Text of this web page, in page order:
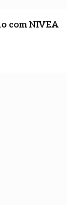
com NIVEA